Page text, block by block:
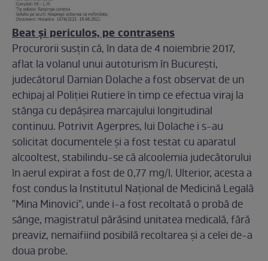
Beat și periculos, pe contrasens
Procurorii susţin că, în data de 4 noiembrie 2017,
aflat la volanul unui autoturism în Bucureşti,
judecătorul Damian Dolache a fost observat de un
echipaj al Poliţiei Rutiere în timp ce efectua viraj la
stânga cu depăşirea marcajului longitudinal
continuu. Potrivit Agerpres, lui Dolache i s-au
solicitat documentele şi a fost testat cu aparatul
alcooltest, stabilindu-se că alcoolemia judecătorului
în aerul expirat a fost de 0,77 mg/l. Ulterior, acesta a
fost condus la Institutul Naţional de Medicină Legală
"Mina Minovici", unde i-a fost recoltată o probă de
sânge, magistratul părăsind unitatea medicală, fără
preaviz, nemaifiind posibilă recoltarea şi a celei de-a
doua probe.